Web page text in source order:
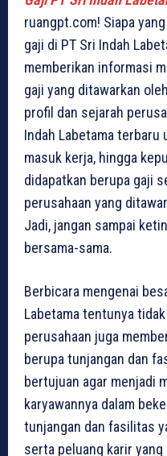
ruangpt.com! Siapa
gaji di PT Sri Indah
memberikan informasi
gaji yang ditawarkan
profil dan sejarah
Indah Labetama
masuk kerja, hingga
didapatkan berupa gaji
perusahaan yang
Jadi, jangan sampai
bersama-sama.
Berbicara mengenai
Labetama tentunya
perusahaan juga
berupa tunjangan dan
bertujuan agar menjadi
karyawannya dalam
tunjangan dan fasilitas
serta peluang karir yang